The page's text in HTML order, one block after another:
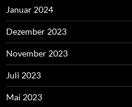
Januar 2024
Dezember 2023
November 2023
Juli 2023
Mai 2023